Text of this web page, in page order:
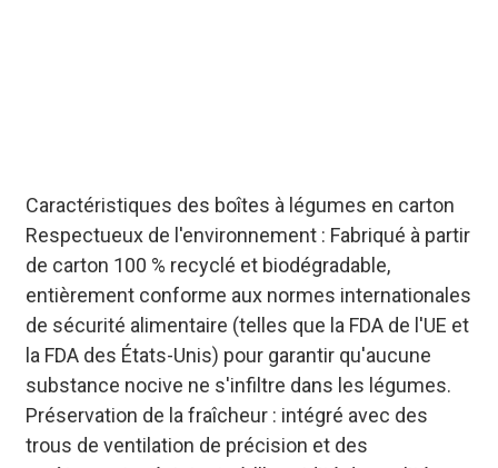
Caractéristiques des boîtes à légumes en carton
Respectueux de l'environnement : Fabriqué à partir
de carton 100 % recyclé et biodégradable,
entièrement conforme aux normes internationales
de sécurité alimentaire (telles que la FDA de l'UE et
la FDA des États-Unis) pour garantir qu'aucune
substance nocive ne s'infiltre dans les légumes.
Préservation de la fraîcheur : intégré avec des
trous de ventilation de précision et des